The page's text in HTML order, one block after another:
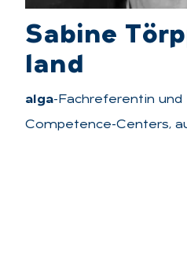
Sa­bi­ne
land
alga-Fachreferentin und
Competence-Centers,